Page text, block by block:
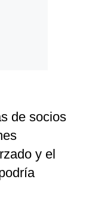
de socios
y el